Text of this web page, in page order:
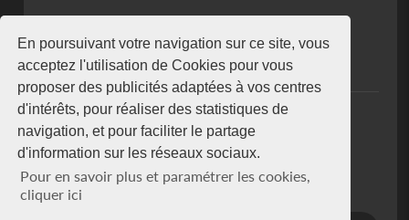
En poursuivant votre navigation sur ce site, vous
acceptez l'utilisation de Cookies pour vous
proposer des publicités adaptées à vos centres
d'intérêts, pour réaliser des statistiques de
navigation, et pour faciliter le partage
d'information sur les réseaux sociaux.
Pour en savoir plus et paramétrer les cookies,
cliquer ici
koaci@yahoo.fr
+225 07 08 85 52 93
NEWSLETTER
Restez connecté via notre newsletter
S'abonner
Se désabonner